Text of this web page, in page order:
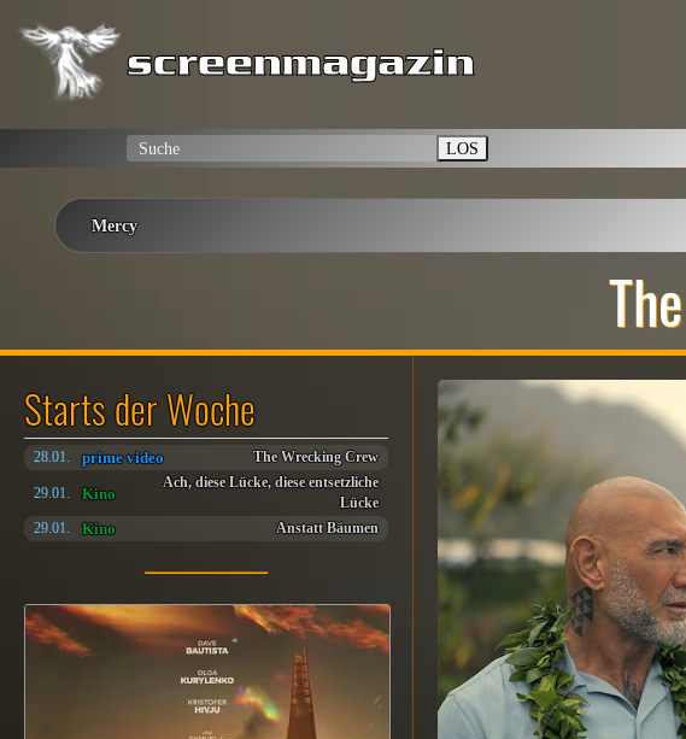
LOS
Mercy
Starts der Woche
The Wrecking Crew
prime video
28.01.
Ach, diese Lücke, diese entsetzliche
Lücke
Kino
29.01.
Anstatt Bäumen
Kino
29.01.